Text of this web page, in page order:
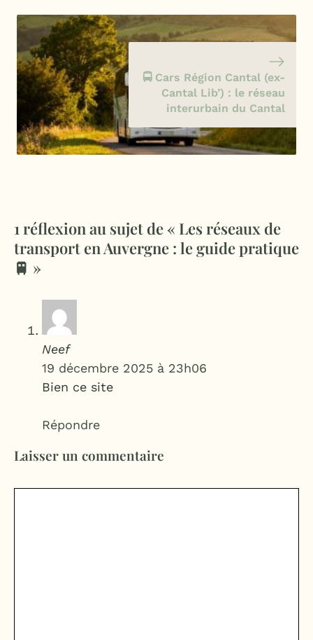
🚍 Cars Région Cantal (ex-
Cantal Lib’) : le réseau
interurbain du Cantal
1 réflexion au sujet de « Les réseaux de
transport en Auvergne : le guide pratique
🚆 »
Neef
19 décembre 2025 à 23h06
Bien ce site
Répondre
Laisser un commentaire